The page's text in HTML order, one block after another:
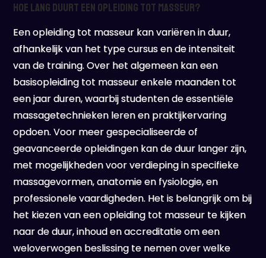
Hoe lang duurt een opleiding tot masseur?
Een opleiding tot masseur kan variëren in duur,
afhankelijk van het type cursus en de intensiteit
van de training. Over het algemeen kan een
basisopleiding tot masseur enkele maanden tot
een jaar duren, waarbij studenten de essentiële
massagetechnieken leren en praktijkervaring
opdoen. Voor meer gespecialiseerde of
geavanceerde opleidingen kan de duur langer zijn,
met mogelijkheden voor verdieping in specifieke
massagevormen, anatomie en fysiologie, en
professionele vaardigheden. Het is belangrijk om bij
het kiezen van een opleiding tot masseur te kijken
naar de duur, inhoud en accreditatie om een
weloverwogen beslissing te nemen over welke